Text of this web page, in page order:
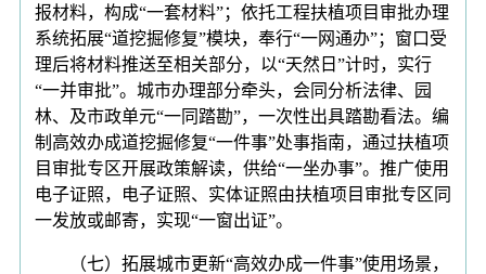
报材料，构成“一套材料”；依托工程扶植项目审批办理
系统拓展“道挖掘修复”模块，奉行“一网通办”；窗口受
理后将材料推送至相关部分，以“天然日”计时，实行
“一并审批”。城市办理部分牵头，会同分析法律、园
林、及市政单元“一同踏勘”，一次性出具踏勘看法。编
制高效办成道挖掘修复“一件事”处事指南，通过扶植项
目审批专区开展政策解读，供给“一坐办事”。推广使用
电子证照，电子证照、实体证照由扶植项目审批专区同
一发放或邮寄，实现“一窗出证”。
（七）拓展城市更新“高效办成一件事”使用场景，